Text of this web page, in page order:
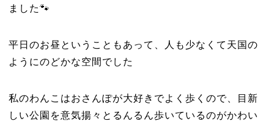
ました🐾
平日のお昼ということもあって、人も少なくて天国の
ようにのどかな空間でした
私のわんこはおさんぽが大好きでよく歩くので、目新
しい公園を意気揚々とるんるん歩いているのがかわい